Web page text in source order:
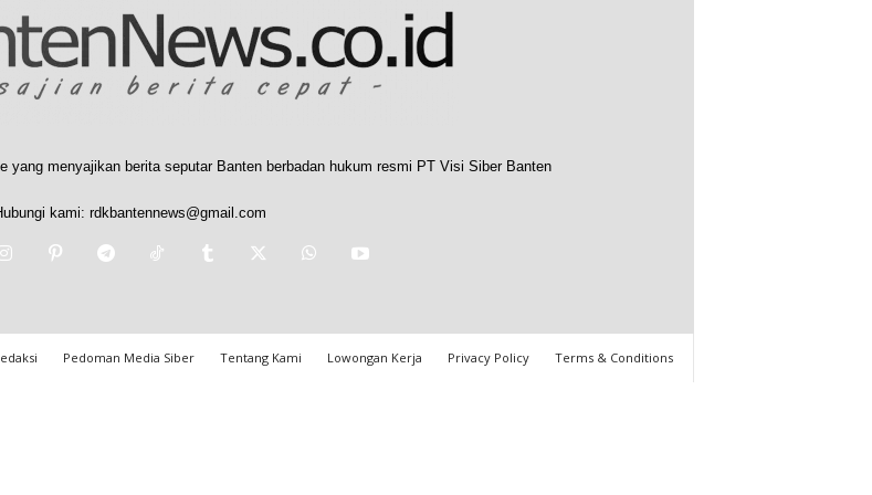
yang menyajikan berita seputar Banten berbadan hukum resmi PT Visi Siber Banten
kami: rdkbantennews@gmail.com
Pedoman Media Siber Tentang Kami Lowongan Kerja Privacy Policy Terms & Conditions